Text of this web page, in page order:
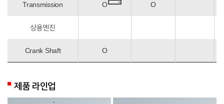
Transmission O O
상용엔진
Crank Shaft O
제품 라인업